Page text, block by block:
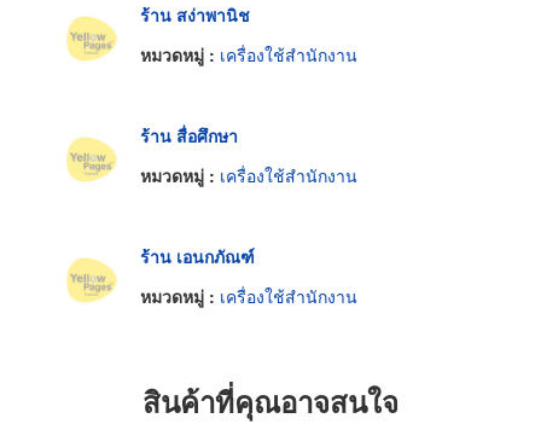
ร้าน สง่าพานิช
หมวดหมู่ : เครื่องใช้สำนักงาน
ร้าน สื่อศึกษา
หมวดหมู่ : เครื่องใช้สำนักงาน
ร้าน เอนกภัณฑ์
หมวดหมู่ : เครื่องใช้สำนักงาน
สินค้าที่คุณอาจสนใจ